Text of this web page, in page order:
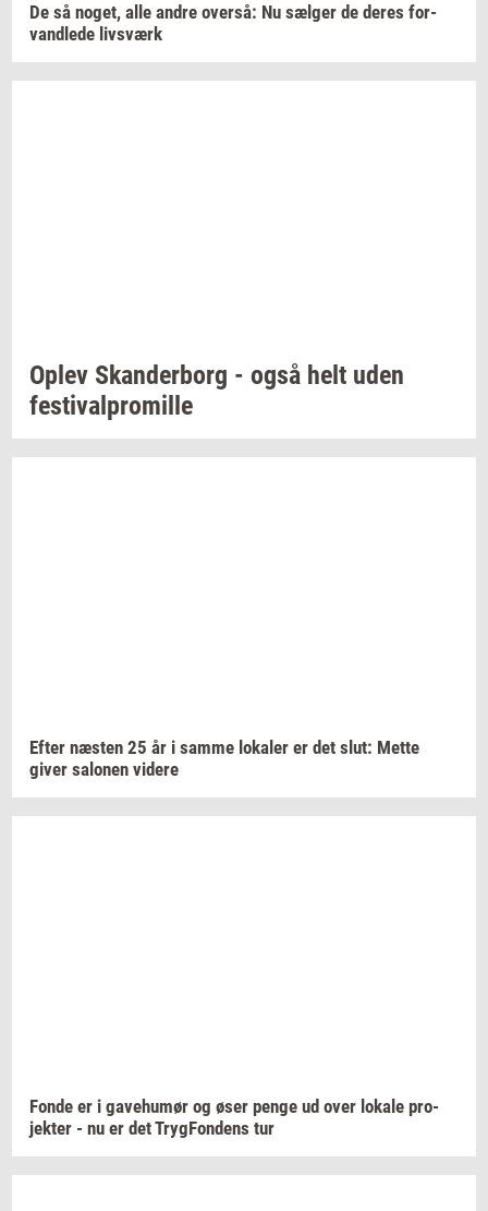
De så noget, alle andre over­så: Nu sæl­ger de deres for­
vand­le­de livs­værk
Oplev Skan­der­borg - også helt uden
festi­val­pro­mil­le
Efter næ­sten 25 år i samme lo­ka­ler er det slut: Mette
giver sa­lo­nen vi­de­re
Fonde er i ga­ve­hu­mør og øser penge ud over lo­ka­le pro­
jek­ter - nu er detTryg­Fon­dens tur